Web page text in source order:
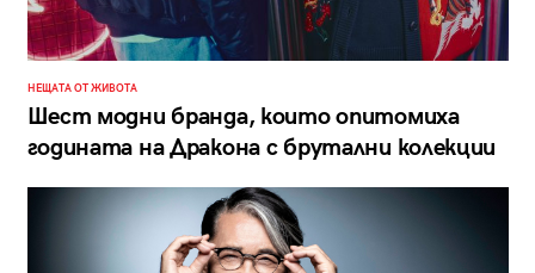
НЕЩАТА ОТ ЖИВОТА
Шест модни бранда, които опитомиха
годината на Дракона с брутални колекции